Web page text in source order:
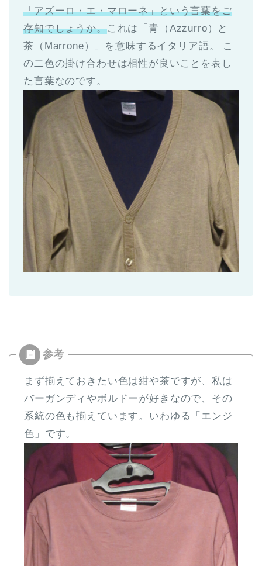
「アズーロ・エ・マローネ」という言葉をご
存知でしょうか。これは「青（Azzurro）と
茶（Marrone）」を意味するイタリア語。 こ
の二色の掛け合わせは相性が良いことを表し
た言葉なのです。
まず揃えておきたい色は紺や茶ですが、私は
バーガンディやボルドーが好きなので、その
系統の色も揃えています。いわゆる「エンジ
色」です。